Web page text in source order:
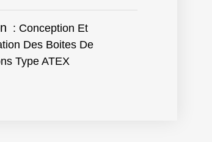
: Conception Et
Des Boites De
Type ATEX